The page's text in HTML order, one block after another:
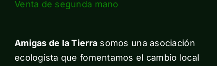
Venta de segunda mano
Amigas de la Tierra somos una asociación
ecologista que fomentamos el cambio local